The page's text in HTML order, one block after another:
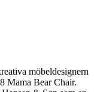
möbeldesignern
Mama Bear Chair.